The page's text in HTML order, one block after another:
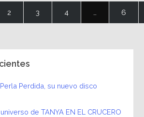
2 3 4 6
Perdida, su nuevo disco
de TANYA EN EL CRUCERO